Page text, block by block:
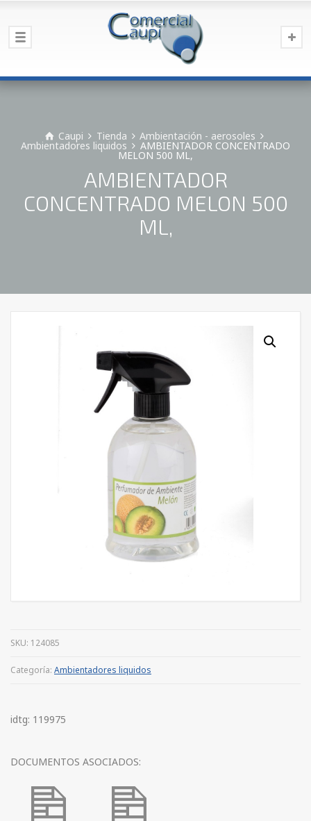
Caupi Tienda Ambientación - aerosoles
Ambientadores liquidos AMBIENTADOR CONCENTRADO
MELON 500 ML,
AMBIENTADOR
CONCENTRADO MELON 500
ML,
SKU: 124085
Categoría: Ambientadores liquidos
idtg: 119975
DOCUMENTOS ASOCIADOS: